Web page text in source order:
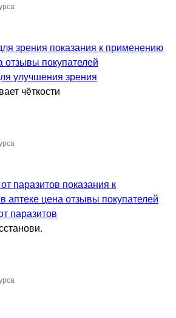
улучшения зрения
чёткости
паразитов